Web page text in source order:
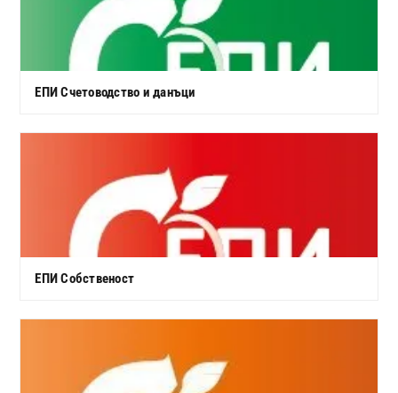
ЕПИ Счетоводство и данъци
ЕПИ Собственост